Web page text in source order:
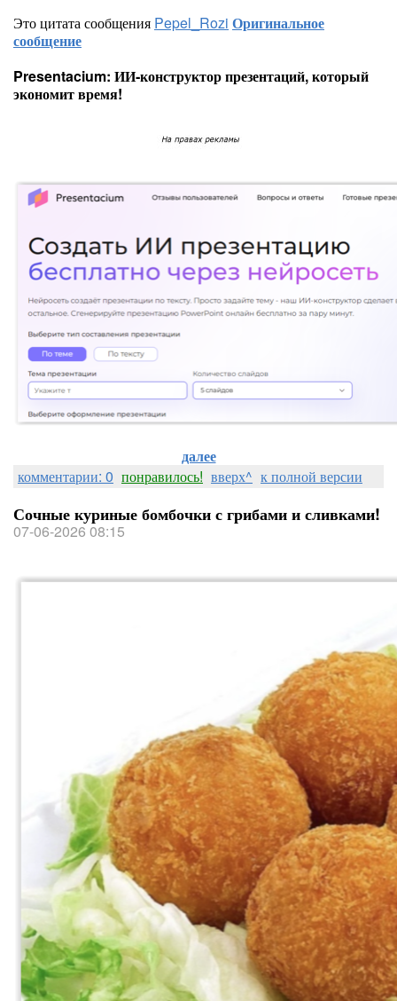
Это цитата сообщения Pepel_Rozi Оригинальное
сообщение
Presentacium: ИИ‑конструктор презентаций, который
экономит время!
далее
комментарии: 0 понравилось! вверх^ к полной версии
Сочные куриные бомбочки с грибами и сливками!
07-06-2026 08:15